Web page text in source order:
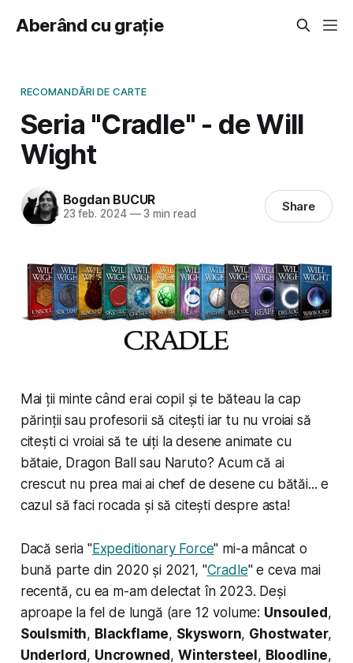
Aberând cu grație
RECOMANDĂRI DE CARTE
Seria "Cradle" - de Will
Wight
Bogdan BUCUR
23 feb. 2024 —3 min read Share
Mai ții minte când erai copil și te băteau la cap
părinții sau profesorii să citești iar tu nu vroiai să
citești ci vroiai să te uiți la desene animate cu
bătaie, Dragon Ball sau Naruto? Acum că ai
crescut nu prea mai ai chef de desene cu bătăi... e
cazul să faci rocada și să citești despre asta!
Dacă seria "Expeditionary Force" mi-a mâncat o
bună parte din 2020 și 2021, "Cradle" e ceva mai
recentă, cu ea m-am delectat în 2023. Deși
aproape la fel de lungă (are 12 volume: Unsouled,
Soulsmith, Blackflame, Skysworn, Ghostwater,
Underlord, Uncrowned,Wintersteel, Bloodline,